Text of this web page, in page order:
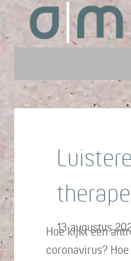
13 augustus
Hoe kijkt een
coronavirus?